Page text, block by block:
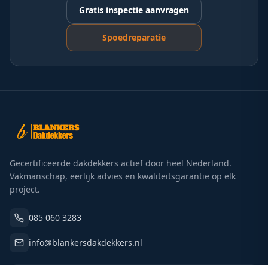
Gratis inspectie aanvragen
Spoedreparatie
Gecertificeerde dakdekkers actief door heel Nederland.
Vakmanschap, eerlijk advies en kwaliteitsgarantie op elk
project.
085 060 3283
info@blankersdakdekkers.nl